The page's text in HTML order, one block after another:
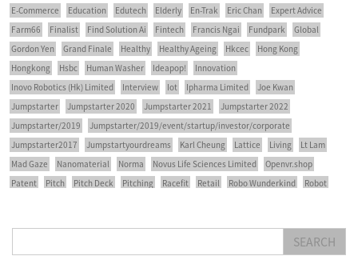
E-Commerce
Education Edutech Elderly En-Trak Eric Chan
Expert Advice
Farm66
Finalist Find Solution Ai Fintech Francis Ngai Fundpark
Global
Gordon Yen
Grand Finale Healthy Healthy Ageing Hkcec
Hong Kong
Hongkong
Hsbc Human Washer Ideapop!
Innovation
Inovo Robotics (Hk) Limited
Interview Iot Ipharma Limited
Joe Kwan
Jumpstarter
Jumpstarter 2020 Jumpstarter 2021
Jumpstarter 2022
Jumpstarter/2019
Jumpstarter/2019/event/startup/investor/corporate
Jumpstarter2017
Jumpstartyourdreams Karl Cheung Lattice Living
Lt Lam
Mad Gaze
Nanomaterial Norma Novus Life Sciences Limited
Openvr.shop
Patent
Pitch Pitch Deck Pitching Racefit Retail Robo Wunderkind
Robot
Story
SEARCH